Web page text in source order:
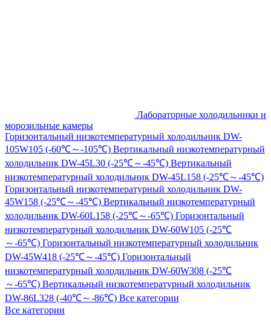
Лабораторные холодильники и
морозильные камеры
Горизонтальный низкотемпературный холодильник DW-
105W105 (-60℃～-105℃) Вертикальный низкотемпературный
холодильник DW-45L30 (-25℃～-45℃) Вертикальный
низкотемпературный холодильник DW-45L158 (-25℃～-45℃)
Горизонтальный низкотемпературный холодильник DW-
45W158 (-25℃～-45℃) Вертикальный низкотемпературный
холодильник DW-60L158 (-25℃～-65℃) Горизонтальный
низкотемпературный холодильник DW-60W105 (-25℃
～-65℃) Горизонтальный низкотемпературный холодильник
DW-45W418 (-25℃～-45℃) Горизонтальный
низкотемпературный холодильник DW-60W308 (-25℃
～-65℃) Вертикальный низкотемпературный холодильник
DW-86L328 (-40℃～-86℃) Все категории
Все категории